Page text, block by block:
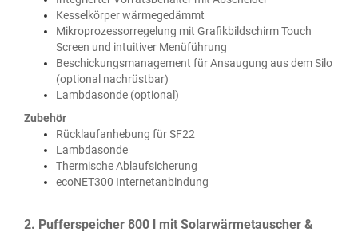
Kesselkörper wärmegedämmt
Mikroprozessorregelung mit Grafikbildschirm Touch
Screen und intuitiver Menüführung
Beschickungsmanagement für Ansaugung aus dem Silo
(optional nachrüstbar)
Lambdasonde (optional)
Zubehör
Rücklaufanhebung für SF22
Lambdasonde
Thermische Ablaufsicherung
ecoNET300 Internetanbindung
2. Pufferspeicher 800 l mit Solarwärmetauscher &